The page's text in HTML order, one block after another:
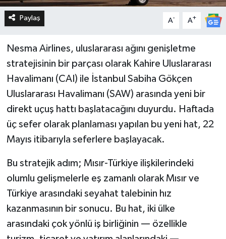
Paylaş A- A+
Nesma Airlines, uluslararası ağını genişletme
stratejisinin bir parçası olarak Kahire Uluslararası
Havalimanı (CAI) ile İstanbul Sabiha Gökçen
Uluslararası Havalimanı (SAW) arasında yeni bir
direkt uçuş hattı başlatacağını duyurdu. Haftada
üç sefer olarak planlaması yapılan bu yeni hat, 22
Mayıs itibarıyla seferlere başlayacak.
Bu stratejik adım; Mısır-Türkiye ilişkilerindeki
olumlu gelişmelerle eş zamanlı olarak Mısır ve
Türkiye arasındaki seyahat talebinin hız
kazanmasının bir sonucu. Bu hat, iki ülke
arasındaki çok yönlü iş birliğinin — özellikle